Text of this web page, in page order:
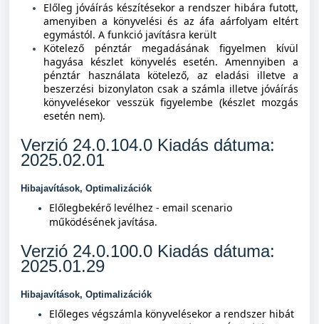
Előleg jóváírás készítésekor a rendszer hibára futott,
amenyiben a könyvelési és az áfa aárfolyam eltért
egymástól. A funkció javításra került
Kötelező pénztár megadásának figyelmen kívül
hagyása készlet könyvelés esetén. Amennyiben a
pénztár használata kötelező, az eladási illetve a
beszerzési bizonylaton csak a számla illetve jóváírás
könyvelésekor vesszük figyelembe (készlet mozgás
esetén nem).
Verzió 24.0.104.0 Kiadás dátuma:
2025.02.01
Hibajavítások, Optimalizációk
Előlegbekérő levélhez - email scenario
működésének javítása.
Verzió 24.0.100.0 Kiadás dátuma:
2025.01.29
Hibajavítások, Optimalizációk
Előleges végszámla könyvelésekor a rendszer hibát